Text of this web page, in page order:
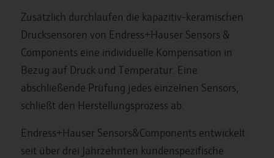
Zusätzlich durchlaufen die kapazitiv-keramischen
Drucksensoren von Endress+Hauser Sensors &
Components eine individuelle Kompensation in
Bezug auf Druck und Temperatur. Eine
abschließende Prüfung jedes einzelnen Sensors,
schließt den Herstellungsprozess ab.
Endress+Hauser Sensors&Components entwickelt
seit über drei Jahrzehnten kundenspezifische